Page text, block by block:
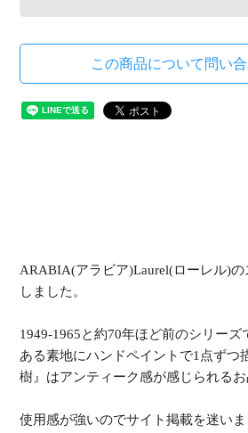
この商品について問い
ARABIA(アラビア)Laurel(ローレル)
しました。
1949-1965と約70年ほど前のシリー
ある素地にハンドペイントで1点ずつ
樹』はアンティーク感が感じられるお
使用感が強いのでサイト掲載を迷い